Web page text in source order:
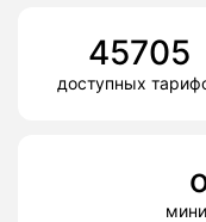
45705
доступных